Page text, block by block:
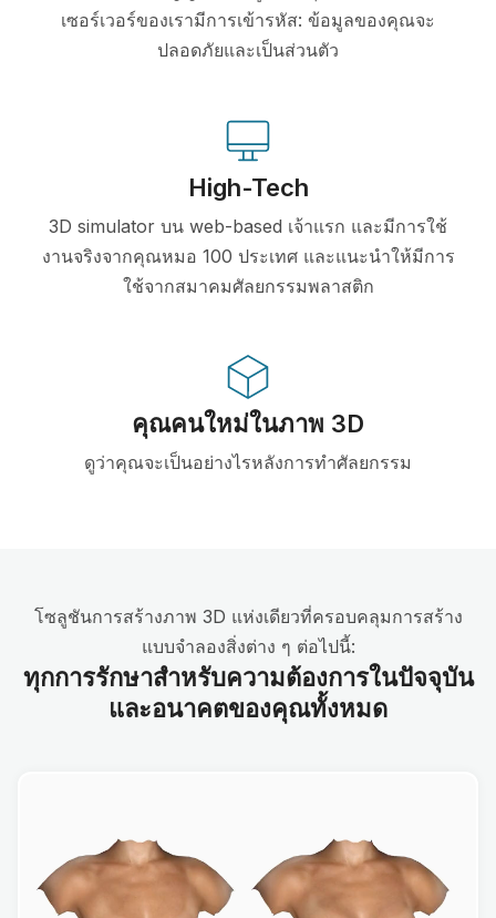
เซอร์เวอร์ของเรามีการเข้ารหัส: ข้อมูลของคุณจะ
ปลอดภัยและเป็นส่วนตัว
High-Tech
3D simulator บน web-based เจ้าแรก และมีการใช้
งานจริงจากคุณหมอ 100 ประเทศ และแนะนำให้มีการ
ใช้จากสมาคมศัลยกรรมพลาสติก
คุณคนใหม่ในภาพ 3D
ดูว่าคุณจะเป็นอย่างไรหลังการทำศัลยกรรม
โซลูชันการสร้างภาพ 3D แห่งเดียวที่ครอบคลุมการสร้าง
แบบจำลองสิ่งต่าง ๆ ต่อไปนี้:
ทุกการรักษาสำหรับความต้องการในปัจจุบัน
และอนาคตของคุณทั้งหมด